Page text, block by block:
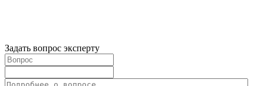
Задать вопрос эксперту